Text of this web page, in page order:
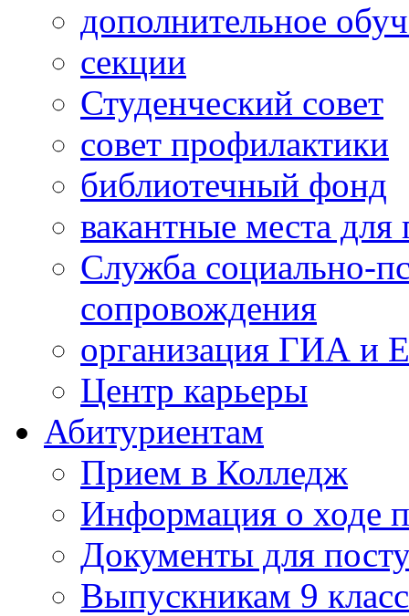
дополнительное
секции
Студенческий совет
совет профилактики
библиотечный фонд
вакантные места
Служба социально-
сопровождения
организация ГИА и
Центр карьеры
Абитуриентам
Прием в Колледж
Информация о ходе
Документы для
Выпускникам 9